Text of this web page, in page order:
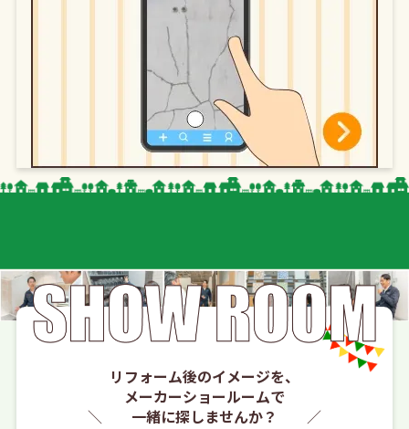
リフォーム後のイメージを、
メーカーショールームで
一緒に探しませんか？